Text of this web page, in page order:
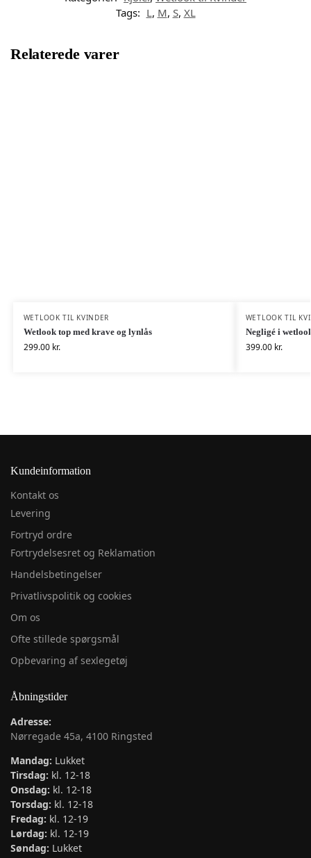
Tags: L, M, S, XL
Relaterede varer
WETLOOK TIL KVINDER
Wetlook top med krave og lynlås
299.00 kr.
WETLOOK TIL
Negligé i
399.00 kr.
Kundeinformation
Kontakt os
Levering
Fortryd ordre
Fortrydelsesret og Reklamation
Handelsbetingelser
Privatlivspolitik og cookies
Om os
Ofte stillede spørgsmål
Opbevaring af sexlegetøj
Åbningstider
Adresse:
Nørregade 45a, 4100 Ringsted
Mandag: Lukket
Tirsdag: kl. 12-18
Onsdag: kl. 12-18
Torsdag: kl. 12-18
Fredag: kl. 12-19
Lørdag: kl. 12-19
Søndag: Lukket